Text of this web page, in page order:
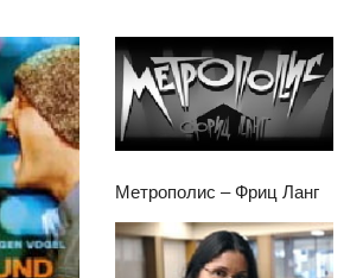
Метрополис – Фриц Ланг